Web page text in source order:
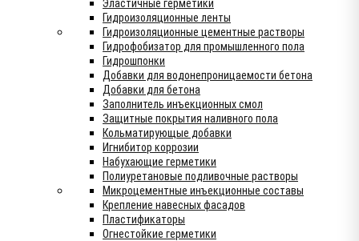
Эластичные герметики
Гидроизоляционные ленты
Гидроизоляционные цементные растворы
Гидрофобизатор для промышленного пола
Гидрошпонки
Добавки для водонепроницаемости бетона
Добавки для бетона
Заполнитель инъекционных смол
Защитные покрытия наливного пола
Кольматирующые добавки
Игнибитор коррозии
Набухающие герметики
Полиуретановые подливочные растворы
Микроцементные инъекционные составы
Крепление навесных фасадов
Пластификаторы
Огнестойкие герметики